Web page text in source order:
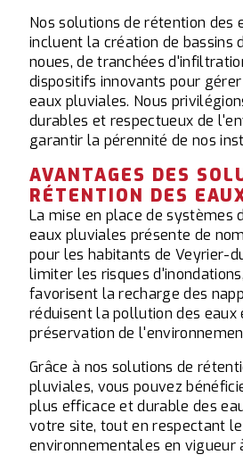
Nos solutions de rétention des
incluent la création de bassins
noues, de tranchées
dispositifs innovants pour
eaux pluviales. Nous
durables et respectueux de
garantir la pérennité de nos
AVANTAGES DES
RÉTENTION DES
La mise en place de systèmes
eaux pluviales présente de
pour les habitants de Veyrier-
limiter les risques
favorisent la recharge des
réduisent la pollution des eaux
préservation de
Grâce à nos solutions de
pluviales, vous pouvez
plus efficace et durable des
votre site, tout en respectant
environnementales en vigueur